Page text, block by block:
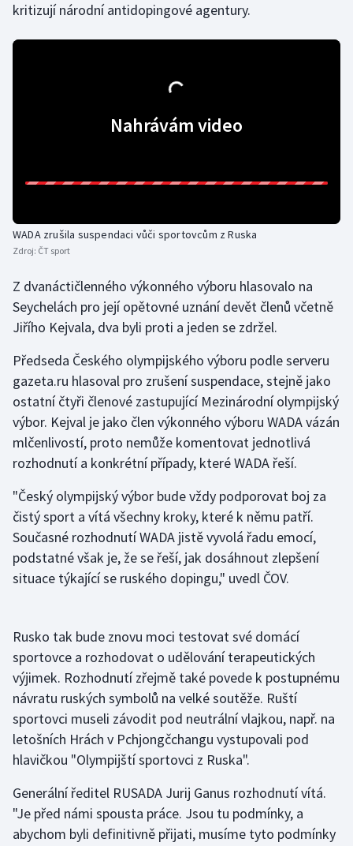
Lezení
Plavání
Plážový volejbal
Ragby
Rychlobruslení
Rychlostní kanoistika
Short track
Sportovní střelba
Stolní tenis
Triatlon
Veslování
Volejbal
Ostatní
kritizují národní antidopingové agentury.
Nahrávám video
WADA zrušila suspendaci vůči sportovcům z Ruska
Zdroj: ČT sport
Z dvanáctičlenného výkonného výboru hlasovalo na
Seychelách pro její opětovné uznání devět členů včetně
Jiřího Kejvala, dva byli proti a jeden se zdržel.
Předseda Českého olympijského výboru podle serveru
gazeta.ru hlasoval pro zrušení suspendace, stejně jako
ostatní čtyři členové zastupující Mezinárodní olympijský
výbor. Kejval je jako člen výkonného výboru WADA vázán
mlčenlivostí, proto nemůže komentovat jednotlivá
rozhodnutí a konkrétní případy, které WADA řeší.
"Český olympijský výbor bude vždy podporovat boj za
čistý sport a vítá všechny kroky, které k němu patří.
Současné rozhodnutí WADA jistě vyvolá řadu emocí,
podstatné však je, že se řeší, jak dosáhnout zlepšení
situace týkající se ruského dopingu," uvedl ČOV.
Rusko tak bude znovu moci testovat své domácí
sportovce a rozhodovat o udělování terapeutických
výjimek. Rozhodnutí zřejmě také povede k postupnému
návratu ruských symbolů na velké soutěže. Ruští
sportovci museli závodit pod neutrální vlajkou, např. na
letošních Hrách v Pchjongčchangu vystupovali pod
hlavičkou "Olympijští sportovci z Ruska".
Generální ředitel RUSADA Jurij Ganus rozhodnutí vítá.
"Je před námi spousta práce. Jsou tu podmínky, a
abychom byli definitivně přijati, musíme tyto podmínky